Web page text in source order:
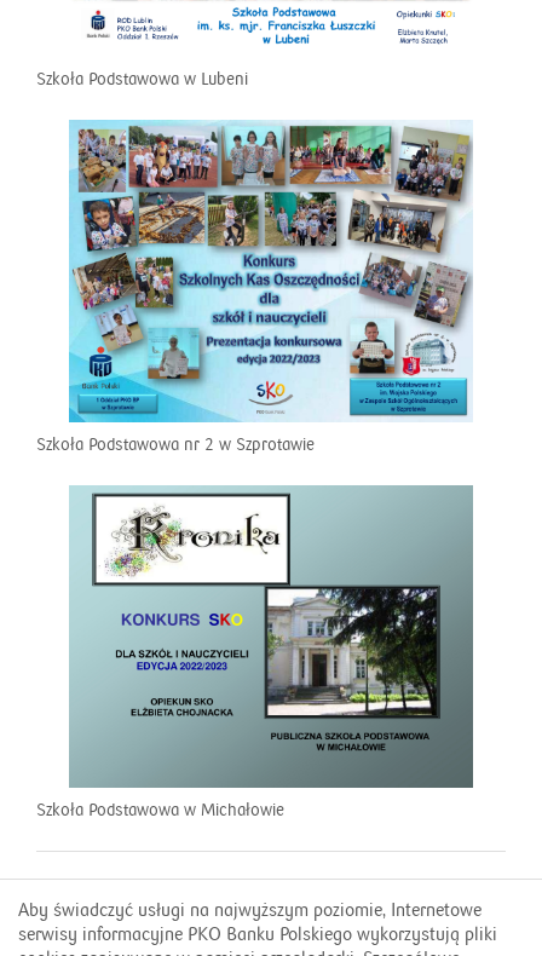
Szkoła Podstawowa w Lubeni
Szkoła Podstawowa nr 2 w Szprotawie
Szkoła Podstawowa w Michałowie
Kontakt
Aby świadczyć usługi na najwyższym poziomie, Internetowe
serwisy informacyjne PKO Banku Polskiego wykorzystują pliki